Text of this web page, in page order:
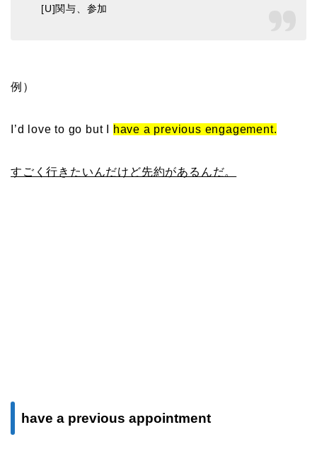
[U]関与、参加
例）
I’d love to go but I have a previous engagement.
すごく行きたいんだけど先約があるんだ。
have a previous appointment